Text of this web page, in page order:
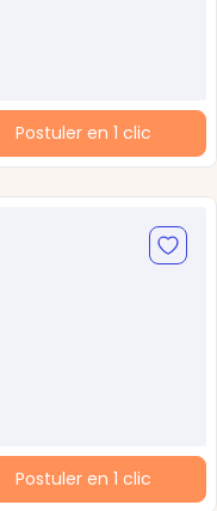
Postuler en 1 clic
Postuler en 1 clic